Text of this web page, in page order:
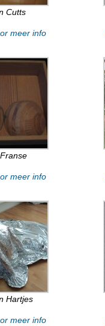
Cutts
meer info
meer info
Hartjes
meer info